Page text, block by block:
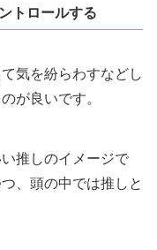
トロールする
気を紛らわすなどし
が良いです。
推しのイメージで
、頭の中では推しと